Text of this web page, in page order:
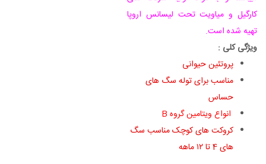
کارگیل و میاویت تحت لیسانس اروپا
تهیه شده است.
ویژگی کلی :
پروتئین حیوانی
مناسب برای توله سگ های
حساس
انواع ویتامین گروه B
کروکت های کوچک مناسب سگ
های 4 تا ۱۲ ماهه